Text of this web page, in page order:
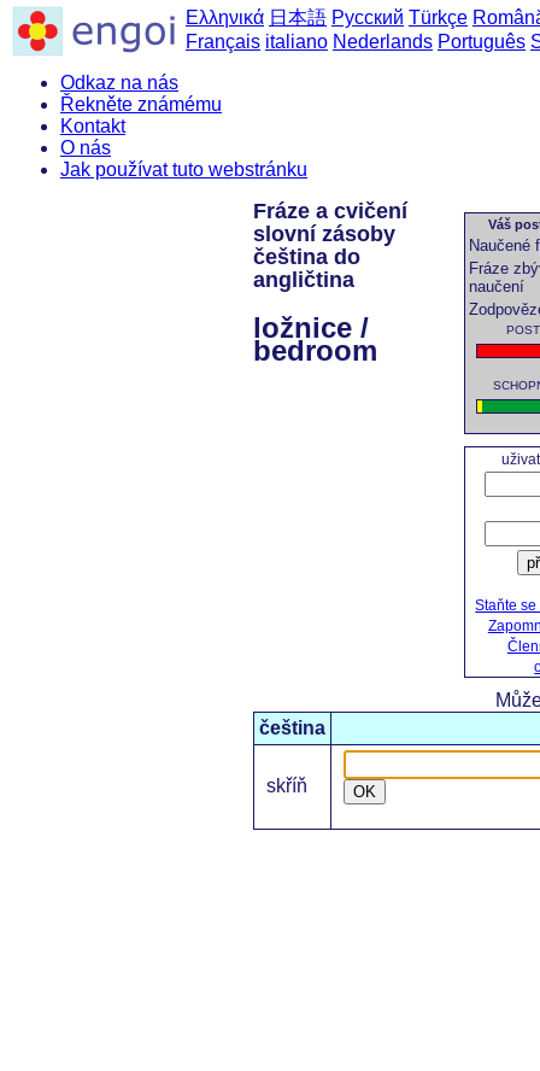
Ελληνικά 日本語 Русский Türkçe
Français italiano Nederlands Português
Odkaz na nás
Řekněte známému
Kontakt
O nás
Jak používat tuto webstránku
Váš
Naučené
Fráze
naučení
Staňte
Fráze a cvičení
slovní zásoby
čeština do
angličtina
ložnice /
bedroom
čeština
skříň OK